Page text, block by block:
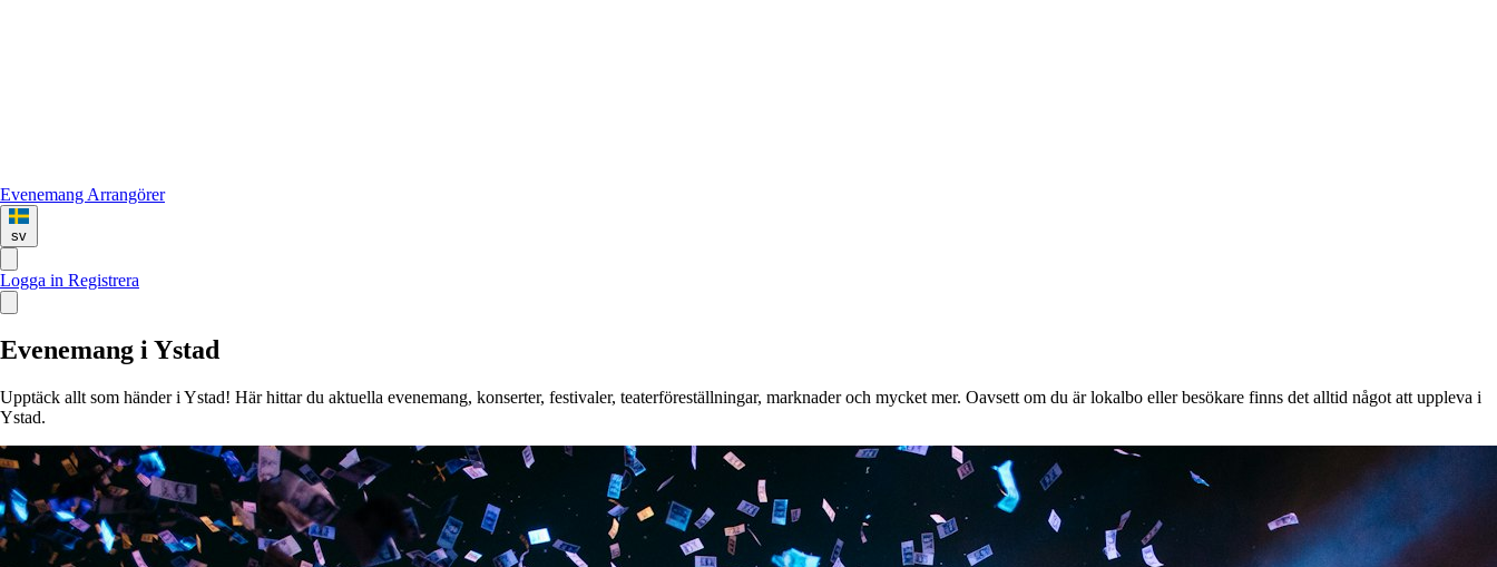
Evenemang Arrangörer
sv
Logga in Registrera
Evenemang i Ystad
Upptäck allt som händer i Ystad! Här hittar du aktuella evenemang, konserter, festivaler, teaterföreställningar, marknader och mycket mer. Oavsett om du är lokalbo eller besökare finns det alltid något att uppleva i
Ystad.